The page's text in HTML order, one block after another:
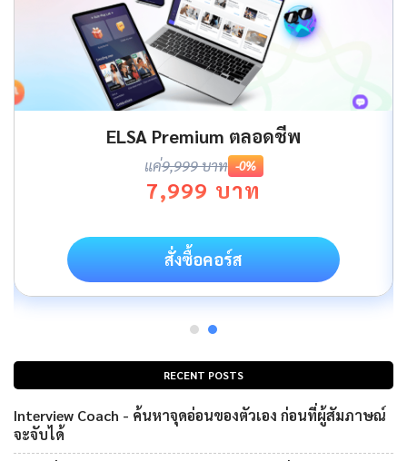
RECENT POSTS
Interview Coach - ค้นหาจุดอ่อนของตัวเอง ก่อนที่ผู้สัมภาษณ์
จะจับได้
ELSA Premium ตลอดชีพ
แค่9,999 บาท -0%
7,999 บาท
สั่งซื้อคอร์ส